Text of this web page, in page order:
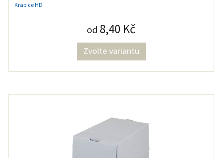
Krabice HD
od 8,40 Kč
Zvolte variantu